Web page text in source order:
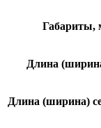
Габариты,
Длина
Длина (ширина)